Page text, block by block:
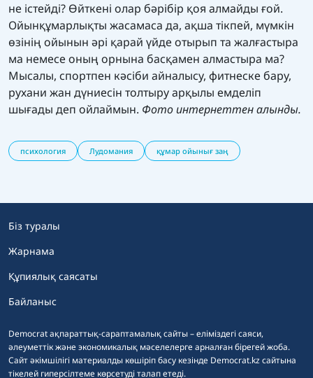
не істейді? Өйткені олар бәрібір қоя алмайды ғой.
Ойынқұмарлықты жасамаса да, ақша тікпей, мүмкін
өзінің ойынын әрі қарай үйде отырып та жалғастыра
ма немесе оның орнына басқамен алмастыра ма?
Мысалы, спортпен кәсіби айналысу, фитнеске бару,
рухани жан дүниесін толтыру арқылы емделіп
шығады деп ойлаймын. Фото интернеттен алынды.
психология Лудомания құмар ойынығ заң
Democrat ақпараттық-сараптамалық сайты – еліміздегі саяси,
әлеуметтік және экономикалық мәселелерге арналған бірегей жоба.
Сайт әкімшілігі материалды көшіріп басу кезінде Democrat.kz сайтына
тікелей гиперсілтеме көрсетуді талап етеді.
Біз туралы
Жарнама
Құпиялық саясаты
Байланыс